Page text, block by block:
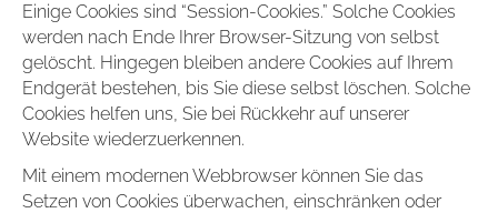
Einige Cookies sind “Session-Cookies.” Solche Cookies
werden nach Ende Ihrer Browser-Sitzung von selbst
gelöscht. Hingegen bleiben andere Cookies auf Ihrem
Endgerät bestehen, bis Sie diese selbst löschen. Solche
Cookies helfen uns, Sie bei Rückkehr auf unserer
Website wiederzuerkennen.
Mit einem modernen Webbrowser können Sie das
Setzen von Cookies überwachen, einschränken oder